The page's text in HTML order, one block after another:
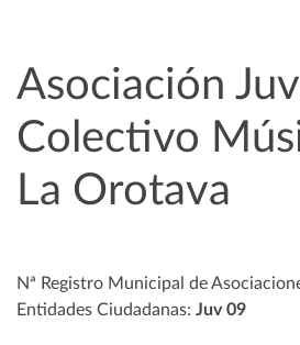
Asociación
Colectivo
La Orotava
Nª Registro Municipal de
Entidades Ciudadanas: Juv 09